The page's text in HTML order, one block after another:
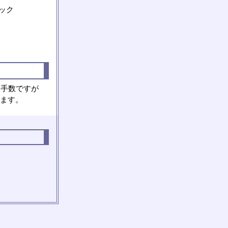
ク
数ですが
す。